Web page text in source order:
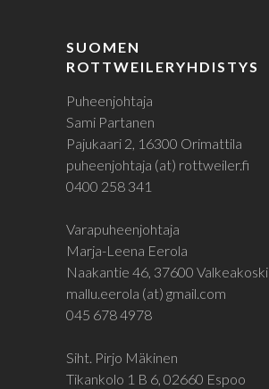
SUOMEN
ROTTWEILERYHDISTYS
Puheenjohtaja
Sami Partanen
Pajukaari 2, 16300 Orimattila
puheenjohtaja (at) rottweiler.fi
0400 258 341
Varapuheenjohtaja
Marja-Leena Eerola
Naakantie 46, 37600 Valkeakoski
mallu.eerola (at) gmail.com
045 678 4978
Siht. Pirjo Mäkinen
Tikankolo 1 B 6, 02660 Espoo